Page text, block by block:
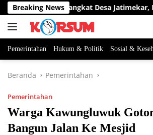
Langsung
ke
konten
Breaking News
Jabatan Perangkat Desa Jatimekar, Ini
Pemerintahan Hukum & Politik Sosial &
Beranda Pemerintahan
Pemerintahan
Warga Kawungluwuk
Bangun Jalan Ke Mesjid